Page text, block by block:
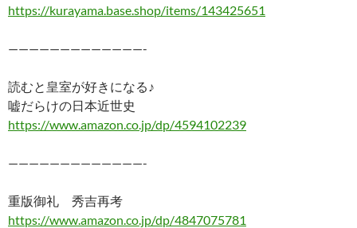
https://kurayama.base.shop/items/143425651
—————————————-
読むと皇室が好きになる♪
嘘だらけの日本近世史
https://www.amazon.co.jp/dp/4594102239
—————————————-
重版御礼 秀吉再考
https://www.amazon.co.jp/dp/4847075781